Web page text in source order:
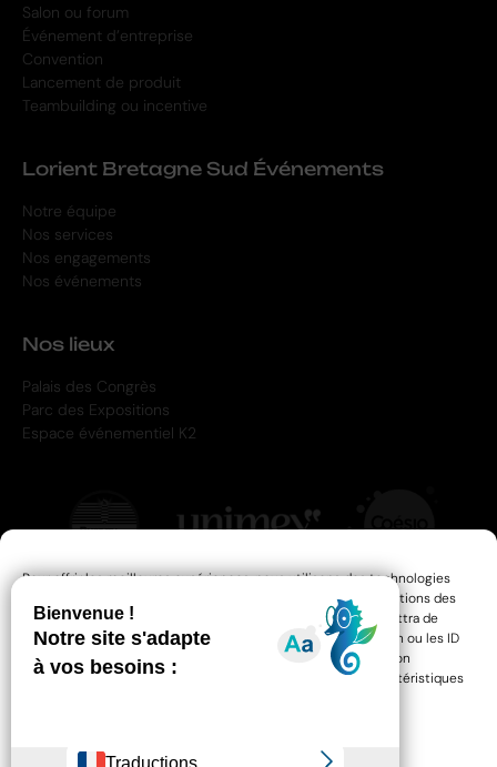
Pour offrir les meilleures expériences, nous utilisons des technologies
telles que les cookies pour stocker et/ou accéder aux informations des
appareils. Le fait de consentir à ces technologies nous permettra de
traiter des données telles que le comportement de navigation ou les ID
uniques sur ce site. Le fait de ne pas consentir ou de retirer son
consentement peut avoir un effet négatif sur certaines caractéristiques
Salon ou forum
Événement d’entreprise
Convention
Lancement de produit
Teambuilding ou incentive
Lorient Bretagne Sud Événements
Notre équipe
Nos services
Nos engagements
Nos événements
Nos lieux
Palais des Congrès
Parc des Expositions
Espace événementiel K2